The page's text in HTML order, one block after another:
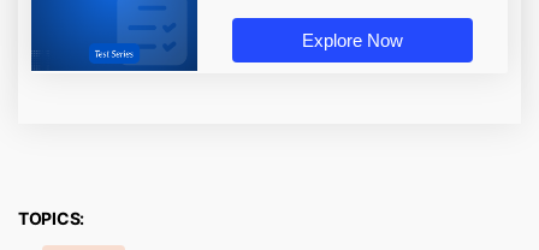
Explore Now
TOPICS: